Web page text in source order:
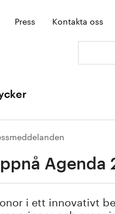
Press Kontakta oss
Agenda
i ett innovativt